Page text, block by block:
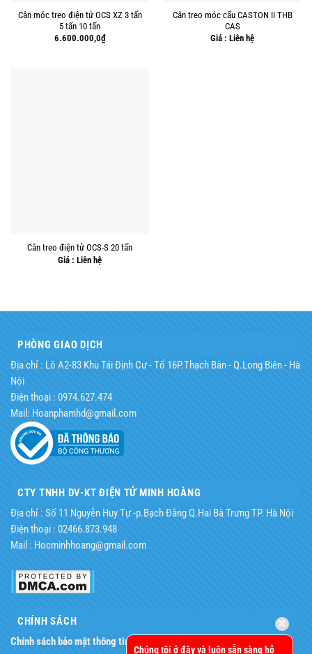
Cân móc treo điện tử OCS XZ 3 tấn
5 tấn 10 tấn
6.600.000,0₫
Cân treo móc cẩu CASTON II THB
CAS
Giá : Liên hệ
Cân treo điện tử OCS-S 20 tấn
Giá : Liên hệ
PHÒNG GIAO DỊCH
Địa chỉ : Lô A2-83 Khu Tái Định Cư - Tổ 16P.Thạch Bàn - Q.Long Biên - Hà
Nội
Điện thoại : 0974.627.474
Mail: Hoanphamhd@gmail.com
CTY TNHH DV-KT ĐIỆN TỬ MINH HOÀNG
Địa chỉ : Số 11 Nguyễn Huy Tự -p.Bạch Đằng Q.Hai Bà Trưng TP. Hà Nội
Điện thoại : 02466.873.948
Mail : Hocminhhoang@gmail.com
CHÍNH SÁCH
Chính sách bảo mật thông tin
Chúng tôi ở đây và luôn sẵn sàng hỗ